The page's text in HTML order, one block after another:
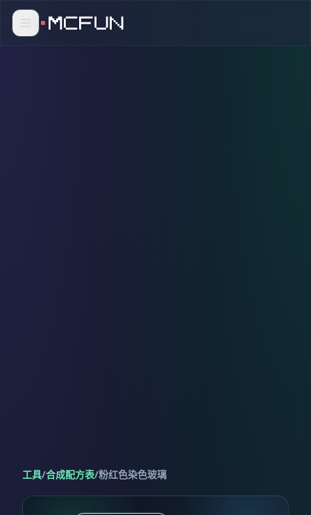
工具/合成配方表/粉红色染色玻璃